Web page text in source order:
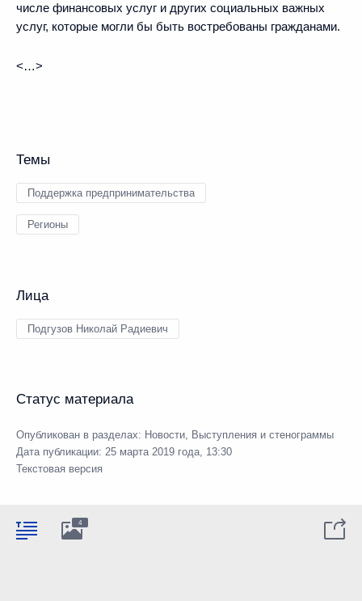
числе финансовых услуг и других социальных важных
услуг, которые могли бы быть востребованы гражданами.
<…>
Темы
Поддержка предпринимательства
Регионы
Лица
Подгузов Николай Радиевич
Статус материала
Опубликован в разделах: Новости, Выступления и стенограммы
Дата публикации: 25 марта 2019 года, 13:30
Текстовая версия
4